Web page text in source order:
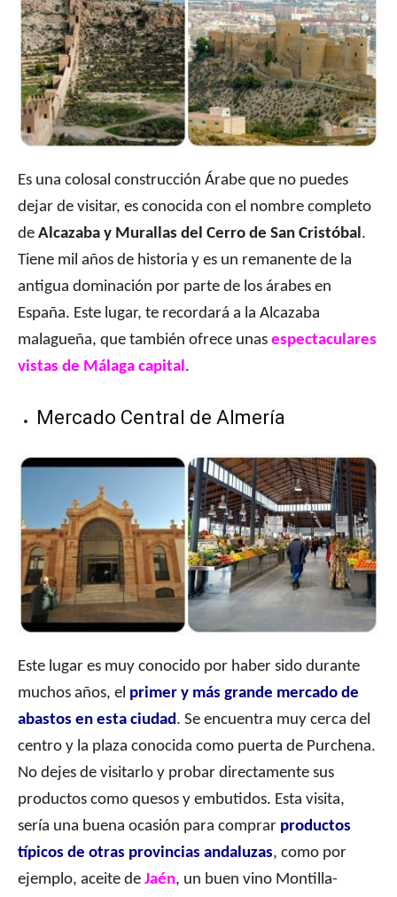
Es una colosal construcción Árabe que no puedes
dejar de visitar, es conocida con el nombre completo
de Alcazaba y Murallas del Cerro de San Cristóbal.
Tiene mil años de historia y es un remanente de la
antigua dominación por parte de los árabes en
España. Este lugar, te recordará a la Alcazaba
malagueña, que también ofrece unas espectaculares
vistas de Málaga capital.
Mercado Central de Almería
Este lugar es muy conocido por haber sido durante
muchos años, el primer y más grande mercado de
abastos en esta ciudad. Se encuentra muy cerca del
centro y la plaza conocida como puerta de Purchena.
No dejes de visitarlo y probar directamente sus
productos como quesos y embutidos. Esta visita,
sería una buena ocasión para comprar productos
típicos de otras provincias andaluzas, como por
ejemplo, aceite de Jaén, un buen vino Montilla-